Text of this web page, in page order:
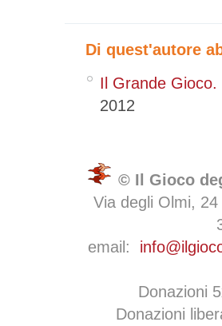
Di quest'autore
Il Grande
2012
© Il Gioco
Via degli Olmi,
email:
Donazioni
Donazioni